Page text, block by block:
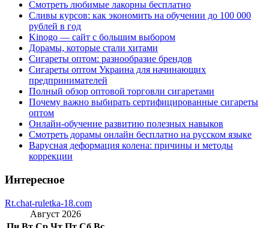
Смотреть любимые лакорны бесплатно
Сливы курсов: как экономить на обучении до 100 000
рублей в год
Kinogo — сайт с большим выбором
Дорамы, которые стали хитами
Сигареты оптом: разнообразие брендов
Сигареты оптом Украина для начинающих
предпринимателей
Полный обзор оптовой торговли сигаретами
Почему важно выбирать сертифицированные сигареты
оптом
Онлайн-обучение развитию полезных навыков
Смотреть дорамы онлайн бесплатно на русском языке
Варусная деформация колена: причины и методы
коррекции
Интересное
Rt.chat-ruletka-18.com
Август 2026